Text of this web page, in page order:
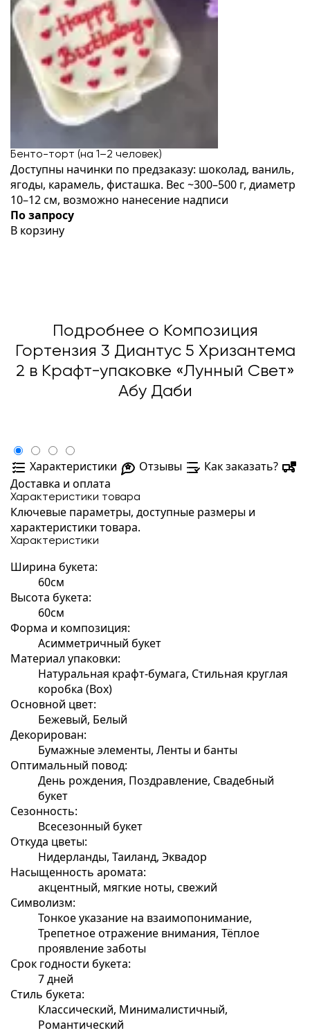
Бенто-торт (на 1–2 человек)
Доступны начинки по предзаказу: шоколад, ваниль,
ягоды, карамель, фисташка. Вес ~300–500 г, диаметр
10–12 см, возможно нанесение надписи
По запросу
В корзину
Подробнее о Композиция
Гортензия 3 Диантус 5 Хризантема
2 в Крафт-упаковке «Лунный Свет»
Абу Даби
Характеристики Отзывы
Как заказать?
Доставка и оплата
Характеристики товара
Ключевые параметры, доступные размеры и
характеристики товара.
Характеристики
Ширина букета:
60см
Высота букета:
60см
Форма и композиция:
Асимметричный букет
Материал упаковки:
Натуральная крафт-бумага, Стильная круглая
коробка (Box)
Основной цвет:
Бежевый, Белый
Декорирован:
Бумажные элементы, Ленты и банты
Оптимальный повод:
День рождения, Поздравление, Свадебный
букет
Сезонность:
Всесезонный букет
Откуда цветы:
Нидерланды, Таиланд, Эквадор
Насыщенность аромата:
акцентный, мягкие ноты, свежий
Символизм:
Тонкое указание на взаимопонимание,
Трепетное отражение внимания, Тёплое
проявление заботы
Срок годности букета:
7 дней
Стиль букета:
Классический, Минималистичный,
Романтический